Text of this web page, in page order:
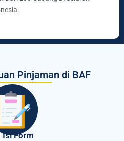
Pinjaman di BAF
Isi Form